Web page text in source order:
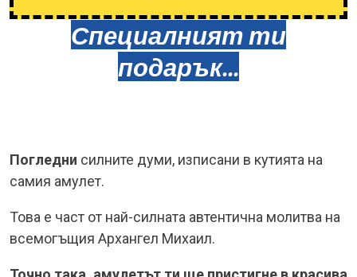
Специалният ти
подарък...
Погледни силните думи, изписани в кутията на
самия амулет.
Това е част от най-силната автентична молитва на
всемогъщия Архангел Михаил.